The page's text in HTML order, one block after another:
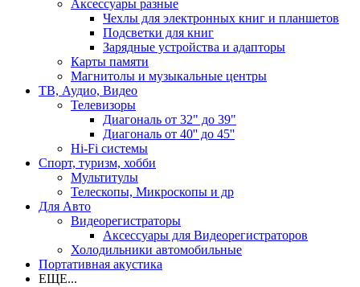
Аксессуары разные
Чехлы для электронных книг и планшетов
Подсветки для книг
Зарядные устройства и адапторы
Карты памяти
Магнитолы и музыкальные центры
ТВ, Аудио, Видео
Телевизоры
Диагональ от 32" до 39"
Диагональ от 40'' до 45''
Hi-Fi системы
Спорт, туризм, хобби
Мультитулы
Телескопы, Микроскопы и др
Для Авто
Видеорегистраторы
Аксессуары для Видеорегистраторов
Холодильники автомобильные
Портативная акустика
ЕЩЕ...